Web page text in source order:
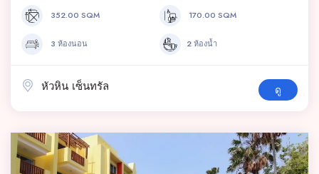
352.00 SQM 170.00 SQM
3 ห้องนอน 2 ห้องน้ำ
หัวหิน เซ็นทรัล ดู